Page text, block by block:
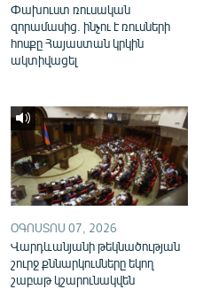
ՓՈԴՔԱՍԹ
Հայերեն
Русский
ՀԵՏԵՎԵՔ ՄԵԶ
«Ազատության» բոլոր
Փախուստ ռուսական
զորամասից. ինչու է ռուսների
հոսքը Հայաստան կրկին
ակտիվացել
ՕԳՈՍՏՈՍ 07, 2026
Վարդևանյանի թեկնածության
շուրջ քննարկումները եկող
շաբաթ կշարունակվեն